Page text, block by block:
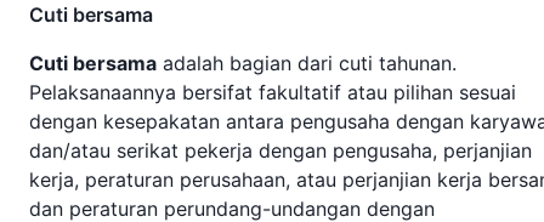
Cuti bersama
Cuti bersama adalah bagian dari cuti tahunan.
Pelaksanaannya bersifat fakultatif atau pilihan sesuai
dengan kesepakatan antara pengusaha dengan
dan/atau serikat pekerja dengan pengusaha, perjanjian
kerja, peraturan perusahaan, atau perjanjian kerja
dan peraturan perundang-undangan dengan